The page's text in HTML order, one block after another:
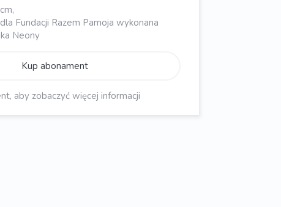
Fundacji Razem Pamoja wykonana
Neony
Kup abonament
aby zobaczyć więcej informacji